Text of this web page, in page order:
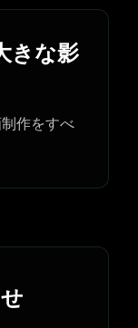
きな影
作をすべ